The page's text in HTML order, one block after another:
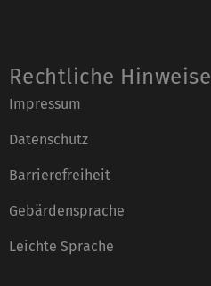
Rechtliche Hinweise
Impressum
Datenschutz
Barrierefreiheit
Gebärdensprache
Leichte Sprache